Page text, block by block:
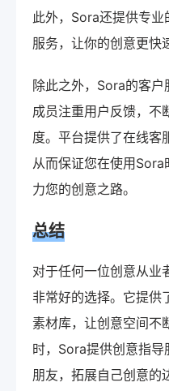
此外，Sora还提供专
服务，让你的创意更快
除此之外，Sora的客户
成员注重用户反馈，不
度。平台提供了在线客
从而保证您在使用
力您的创意之路。
总结
对于任何一位创意从业
非常好的选择。它提供
素材库，让创意空间不
时，Sora提供创意指
朋友，拓展自己创意的